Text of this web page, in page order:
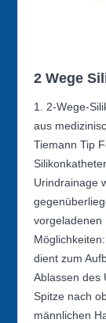
2 Wege
1. 2-Wege-
aus
Tiemann Tip
Urindrainage
vorgeladenen
dient zum
Ablassen des
Spitze nach
männlichen